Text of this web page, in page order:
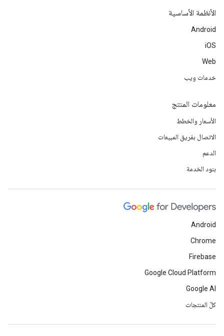
الأنظمة الأساسية
Android
iOS
Web
خدمات ويب
معلومات المنتج
الأسعار والخطط
الاتصال بفريق المبيعات
الدعم
بنود الخدمة
Android
Chrome
Firebase
Google Cloud Platform
Google AI
كلّ المنتجات